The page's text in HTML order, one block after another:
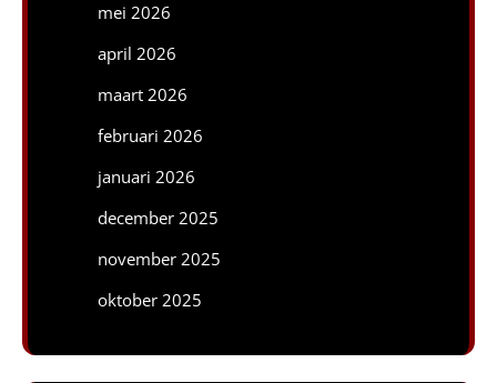
mei 2026
april 2026
maart 2026
februari 2026
januari 2026
december 2025
november 2025
oktober 2025